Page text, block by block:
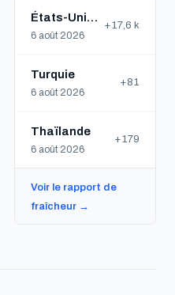
États-Unis d'Amérique
6 août 2026
+17,6 k
Turquie
6 août 2026
+81
Thaïlande
6 août 2026
+179
Voir le rapport de
fraîcheur →